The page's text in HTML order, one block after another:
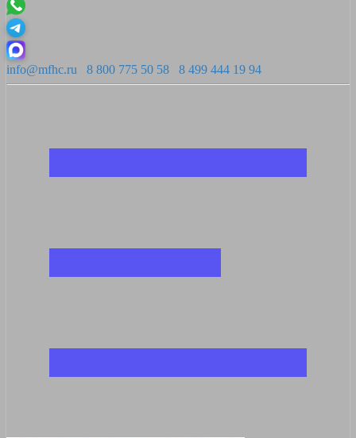
info@mfhc.ru 8 800 775 50 58 8 499 444 19 94